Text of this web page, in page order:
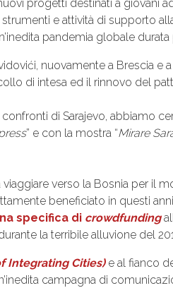
progetti destinati a giovani
e attività di supporto
pandemia globale durata
nuovamente a Brescia e
di intesa ed il rinnovo del
confronti di Sarajevo, abbiamo
” e con la mostra “Mirare
viaggiare verso la Bosnia per il
beneficiato in questi anni
specifica di crowdfunding
la terribile alluvione del
Integrating Cities) e al fianco
campagna di